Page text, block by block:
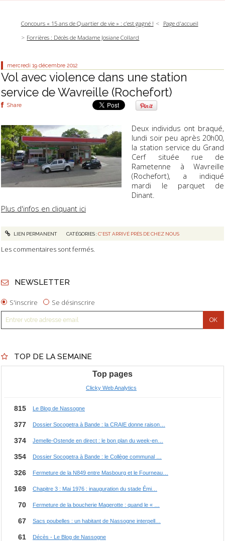
Concours « 15 ans de Quartier de vie » : c’est gagné !
Page d'accueil
Forrières : Décès de Madame Josiane Collard
mercredi 19 décembre 2012
Vol avec violence dans une station
service de Wavreille (Rochefort)
Share
Deux individus ont braqué,
lundi soir peu après 20h00,
la station service du Grand
Cerf située rue de
Rametenne à Wavreille
(Rochefort), a indiqué
mardi le parquet de
Dinant.
Plus d'infos en cliquant ici
LIEN PERMANENT CATÉGORIES :C'EST ARRIVÉ PRÈS DE CHEZ NOUS
Les commentaires sont fermés.
NEWSLETTER
S'inscrire Se désinscrire
TOP DE LA SEMAINE